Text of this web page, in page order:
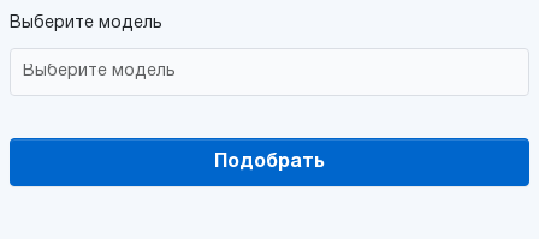
Выберите модель
Подобрать